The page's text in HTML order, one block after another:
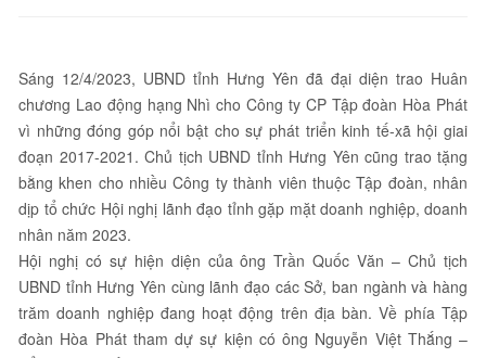
Sáng 12/4/2023, UBND tỉnh Hưng Yên đã đại diện trao Huân
chương Lao động hạng Nhì cho Công ty CP Tập đoàn Hòa Phát
vì những đóng góp nổi bật cho sự phát triển kinh tế-xã hội giai
đoạn 2017-2021. Chủ tịch UBND tỉnh Hưng Yên cũng trao tặng
bằng khen cho nhiều Công ty thành viên thuộc Tập đoàn, nhân
dịp tổ chức Hội nghị lãnh đạo tỉnh gặp mặt doanh nghiệp, doanh
nhân năm 2023.
Hội nghị có sự hiện diện của ông Trần Quốc Văn – Chủ tịch
UBND tỉnh Hưng Yên cùng lãnh đạo các Sở, ban ngành và hàng
trăm doanh nghiệp đang hoạt động trên địa bàn. Về phía Tập
đoàn Hòa Phát tham dự sự kiện có ông Nguyễn Việt Thắng –